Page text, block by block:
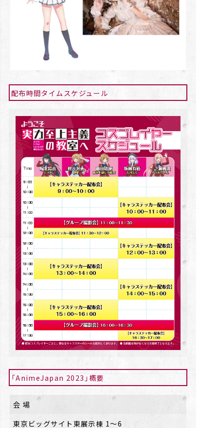
配布時間タイムスケジュール
「AnimeJapan 2023」概要
会 場
東京ビッグサイト東展示棟 1〜6